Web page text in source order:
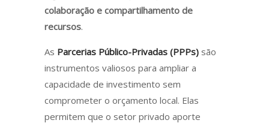
colaboração e compartilhamento de
recursos.
As Parcerias Público-Privadas (PPPs) são
instrumentos valiosos para ampliar a
capacidade de investimento sem
comprometer o orçamento local. Elas
permitem que o setor privado aporte